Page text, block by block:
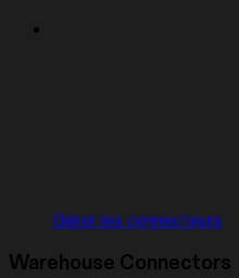
Gérer les connecteurs
Warehouse Connectors